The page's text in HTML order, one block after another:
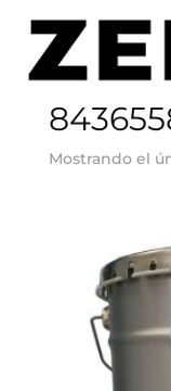
Inicio / EAN
Mostrando el